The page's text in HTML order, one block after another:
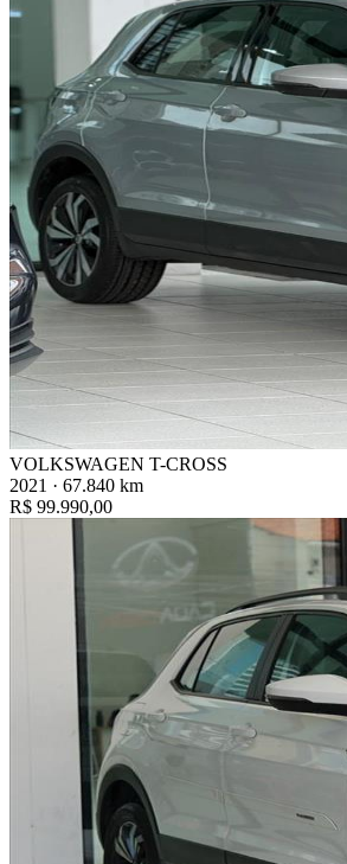
VOLKSWAGEN T-CROSS
2021 · 67.840 km
R$ 99.990,00